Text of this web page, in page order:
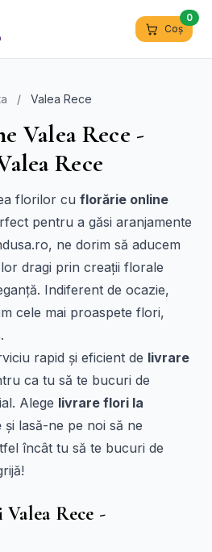
Coș
0
/ Valea Rece
Valea Rece -
Rece
florilor cu florărie online
pentru a găsi aranjamente
ne dorim să aducem
dragi prin creații florale
Indiferent de ocazie,
cele mai proaspete flori,
rapid și eficient de livrare
ca tu să te bucuri de
Alege livrare flori la
și lasă-ne pe noi să ne
încât tu să te bucuri de
Rece -